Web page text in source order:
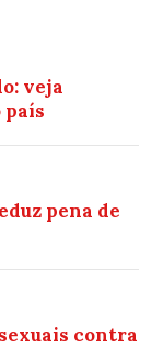
veja
país
pena de
contra